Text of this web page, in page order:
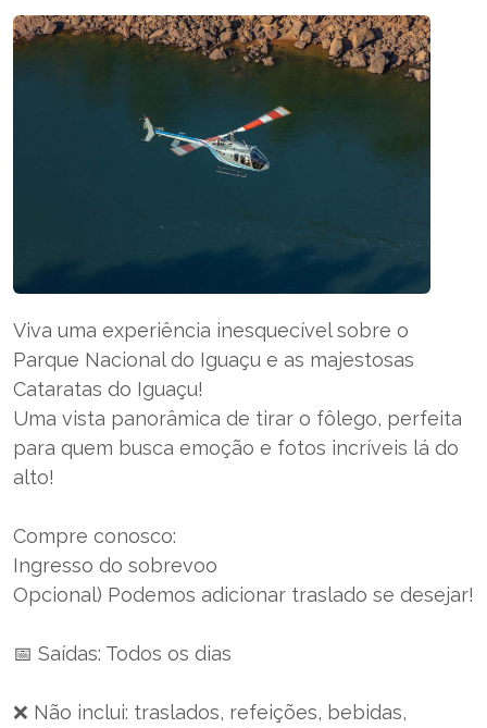
Viva uma experiência inesquecível sobre o
Parque Nacional do Iguaçu e as majestosas
Cataratas do Iguaçu!
Uma vista panorâmica de tirar o fôlego, perfeita
para quem busca emoção e fotos incríveis lá do
alto!
Compre conosco:
Ingresso do sobrevoo
Opcional) Podemos adicionar traslado se desejar!
📅 Saídas: Todos os dias
❌ Não inclui: traslados, refeições, bebidas,